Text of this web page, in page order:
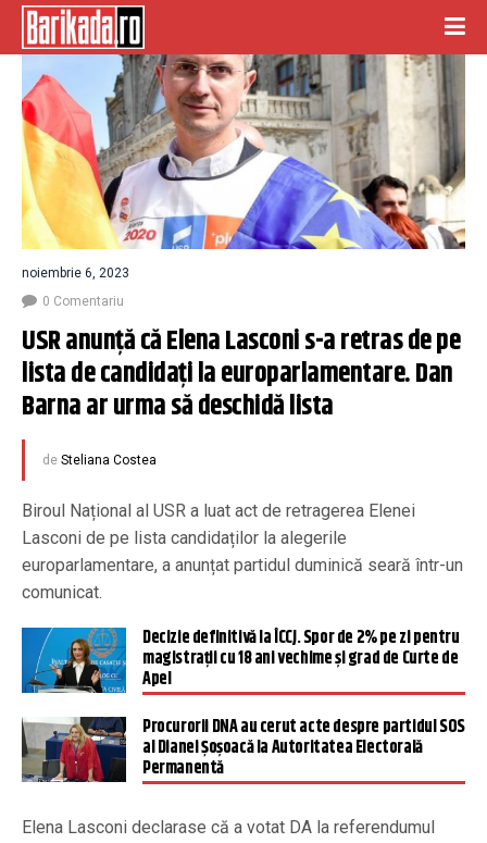
noiembrie 6, 2023
0 Comentariu
USR anunță că Elena Lasconi s-a retras de pe
lista de candidați la europarlamentare. Dan
Barna ar urma să deschidă lista
de Steliana Costea
Biroul Național al USR a luat act de retragerea Elenei
Lasconi de pe lista candidaților la alegerile
europarlamentare, a anunțat partidul duminică seară într-un
comunicat.
Decizie definitivă la ÎCCJ. Spor de 2% pe zi pentru
magistrații cu 18 ani vechime și grad de Curte de
Apel
Procurorii DNA au cerut acte despre partidul SOS
al Dianei Șoșoacă la Autoritatea Electorală
Permanentă
Elena Lasconi declarase că a votat DA la referendumul